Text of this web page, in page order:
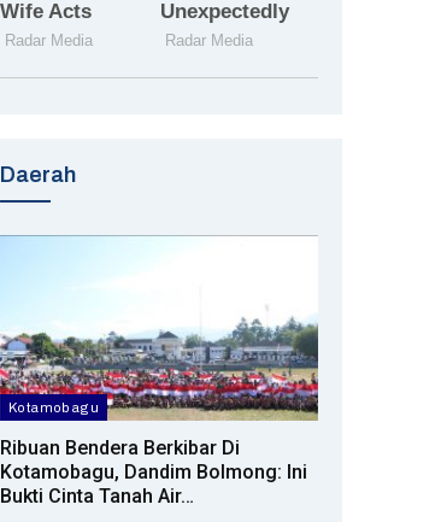
Daerah
Kotamobagu
Ribuan Bendera Berkibar Di
Kotamobagu, Dandim Bolmong: Ini
Bukti Cinta Tanah Air…